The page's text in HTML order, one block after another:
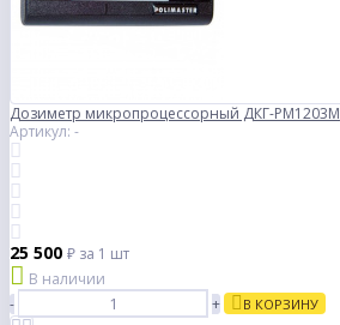
Дозиметр микропроцессорный ДКГ-РМ1203М
Артикул: -
25 500 ₽ за 1 шт
В наличии
-
+ В КОРЗИНУ